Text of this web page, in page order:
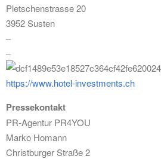
Pletschenstrasse 20
3952 Susten
–
–
https://www.hotel-investments.ch
Pressekontakt
PR-Agentur PR4YOU
Marko Homann
Christburger Straße 2